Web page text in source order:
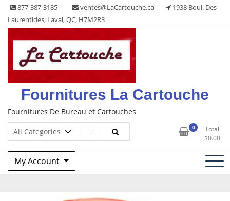
Skip
content
877-387-3185 ventes@LaCartouche.ca
1938 Boul. Des
Laurentides, Laval, QC, H7M2R3
Fournitures La Cartouche
Fournitures De Bureau et Cartouches
0
Total
$0.00
My Account